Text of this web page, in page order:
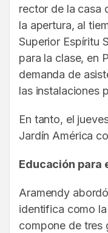
rector de la casa
la apertura, al
Superior Espíritu
para la clase, en
demanda de
las instalaciones
En tanto, el
Jardín América
Educación para
Aramendy
identifica como
compone de tres